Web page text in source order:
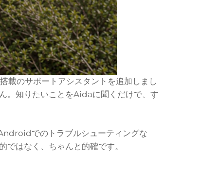
載のサポートアシスタントを追加しまし
。知りたいことをAidaに聞くだけで、す
でのトラブルシューティングな
はなく、ちゃんと的確です。